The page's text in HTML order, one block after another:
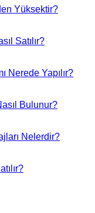
Yüksektir?
Satılır?
Nerede Yapılır?
Bulunur?
Nelerdir?